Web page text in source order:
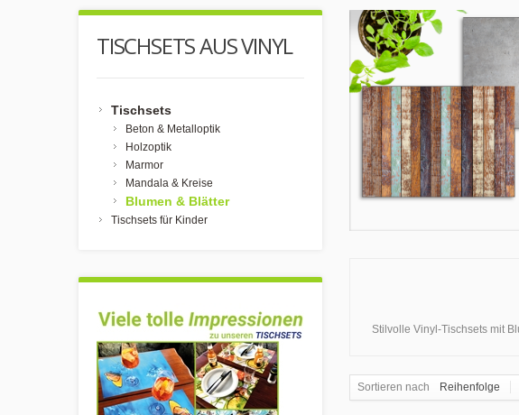
Stilvolle Vinyl-Tischsets mit
Sortieren nach Reihenfolge
TISCHSETS AUS VINYL
Tischsets
Beton & Metalloptik
Holzoptik
Marmor
Mandala & Kreise
Blumen & Blätter
Tischsets für Kinder